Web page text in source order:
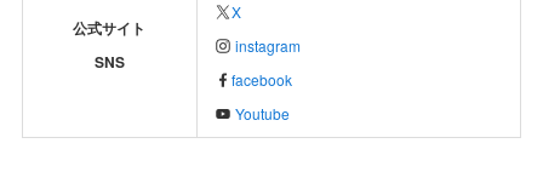
公式サイト
SNS
X
instagram
facebook
Youtube